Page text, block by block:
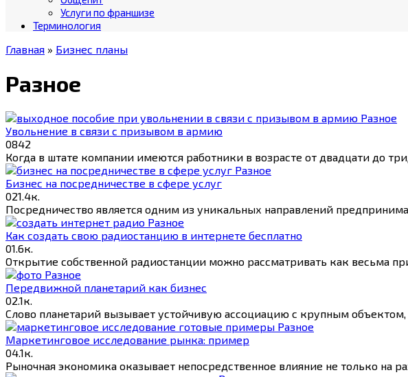
Услуги по франшизе
Терминология
Главная » Бизнес планы
Разное
Разное
Увольнение в связи с призывом в армию
0842
Когда в штате компании имеются работники в возрасте от двадцати до
Разное
Бизнес на посредничестве в сфере услуг
021.4к.
Посредничество является одним из уникальных направлений
Разное
Как создать свою радиостанцию в интернете бесплатно
01.6к.
Открытие собственной радиостанции можно рассматривать как весьма
Разное
Передвижной планетарий как бизнес
02.1к.
Слово планетарий вызывает устойчивую ассоциацию с крупным
Разное
Маркетинговое исследование рынка: пример
04.1к.
Рыночная экономика оказывает непосредственное влияние не только на